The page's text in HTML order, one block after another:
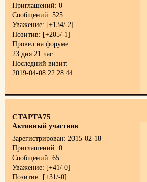
Приглашений: 0
Сообщений: 525
Уважение: [+134/-2]
Позитив: [+205/-1]
Провел на форуме:
23 дня 21 час
Последний визит:
2019-04-08 22:28:44
СТАРТА75
Активный участник
Зарегистрирован: 2015-02-18
Приглашений: 0
Сообщений: 65
Уважение: [+41/-0]
Позитив: [+31/-0]